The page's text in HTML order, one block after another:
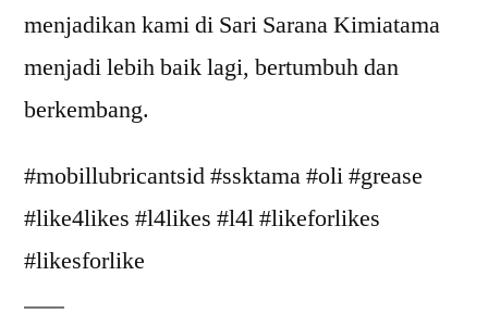
menjadikan kami di Sari Sarana Kimiatama
menjadi lebih baik lagi, bertumbuh dan
berkembang.
#mobillubricantsid #ssktama #oli #grease
#like4likes #l4likes #l4l #likeforlikes
#likesforlike